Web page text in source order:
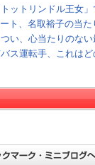
ットリンドル王女」
ト、名取裕子の当た
い、心当たりのな
ス運転手、これは